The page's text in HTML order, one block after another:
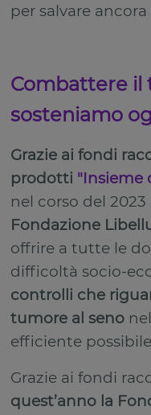
per salvare
Combattere il
sosteniamo
Grazie ai fondi
prodotti "Insieme
nel corso del 2023
Fondazione
offrire a tutte le
difficoltà socio-
controlli che
tumore al seno
efficiente
Grazie ai fondi
quest’anno la